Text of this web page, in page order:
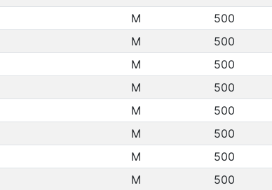
M 500
M 500
M 500
M 500
M 500
M 500
M 500
M 500